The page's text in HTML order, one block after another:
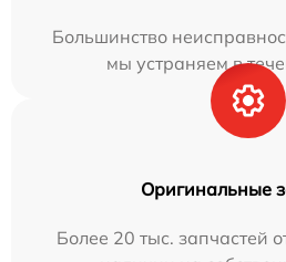
Большинство
мы устраняем в
Оригинальные
Более 20 тыс. запчастей